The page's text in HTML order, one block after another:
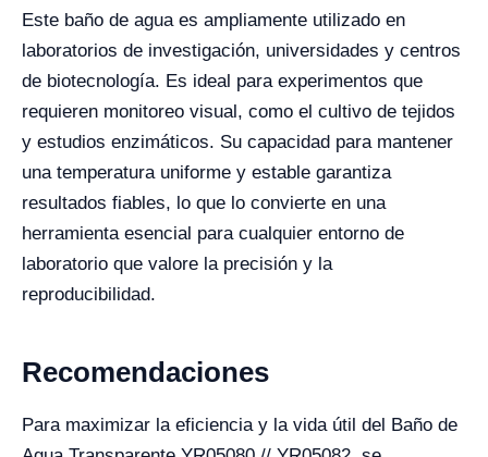
Este baño de agua es ampliamente utilizado en
laboratorios de investigación, universidades y centros
de biotecnología. Es ideal para experimentos que
requieren monitoreo visual, como el cultivo de tejidos
y estudios enzimáticos. Su capacidad para mantener
una temperatura uniforme y estable garantiza
resultados fiables, lo que lo convierte en una
herramienta esencial para cualquier entorno de
laboratorio que valore la precisión y la
reproducibilidad.
Recomendaciones
Para maximizar la eficiencia y la vida útil del Baño de